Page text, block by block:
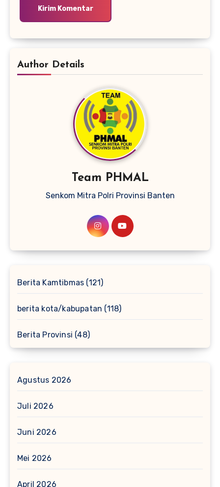
Author Details
Team PHMAL
Senkom Mitra Polri Provinsi Banten
Berita Kamtibmas (121)
berita kota/kabupatan (118)
Berita Provinsi (48)
Agustus 2026
Juli 2026
Juni 2026
Mei 2026
April 2026